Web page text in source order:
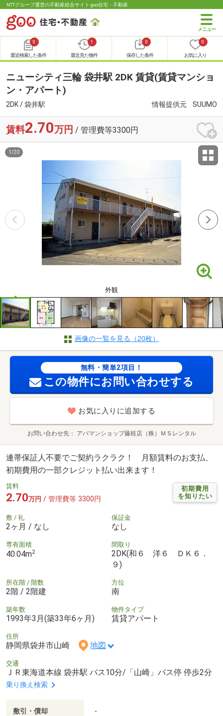
NTTグループ運営の不動産総合サイト goo住宅・不動産
0
最近検索した条件
1
最近見た物件
0
保存した条件
0
お気に入り
ニューシティ三輪 袋井駅 2DK 賃貸(賃貸マンショ
ン・アパート)
2DK / 袋井駅 情報提供元 SUUMO
賃料2.70万円 / 管理費等3300円
外観
1 /20
画像の一覧を見る（20枚）
無料・簡単2項目！
この物件にお問い合わせする
お気に入りに追加する
お問い合わせ先 アパマンショップ藤枝店（株）ＭＳレンタル
連帯保証人不要でご契約ラクラク！ 月額賃料のお支払、
初期費用の一部クレジット払い出来ます！
初期費用
を知りたい
賃料
2.70万円 / 管理費等 3300円
敷 / 礼
2ヶ月 / なし
保証金
なし
専有面積
40.04m2
間取り
2DK(和６ 洋６ ＤＫ６．
９)
所在階 / 階数
2階 / 2階建
方位
南
築年数
1993年3月(築33年6ヶ月)
物件タイプ
賃貸アパート
住所
静岡県袋井市山崎 地図
交通
ＪＲ東海道本線 袋井駅 バス10分/「山崎」バス停 停歩2分
乗り換え検索
敷引・償却 -